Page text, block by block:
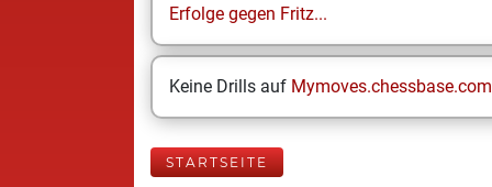
Erfolge gegen Fritz...
Keine Drills auf Mymoves.chessbase.com
STARTSEITE